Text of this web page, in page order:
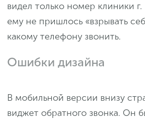
видел только номер клиники
ему не пришлось «взрывать
какому телефону звонить.
Ошибки дизайна
В мобильной версии внизу
виджет обратного звонка. Он